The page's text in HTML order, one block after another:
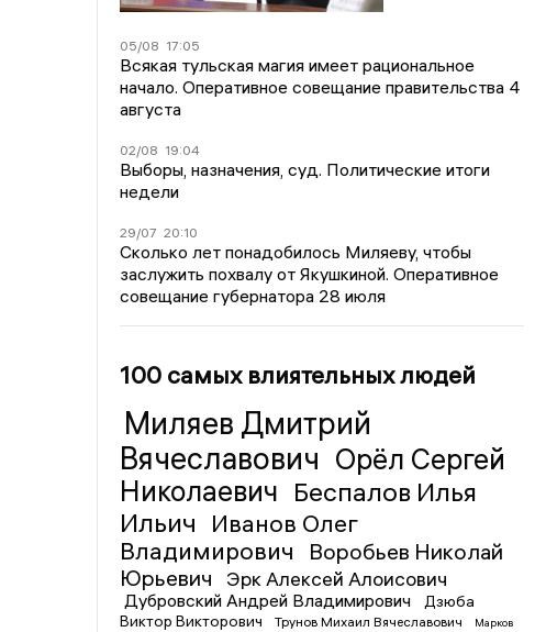
05/08 17:05
Всякая тульская магия имеет рациональное
начало. Оперативное совещание правительства 4
августа
02/08 19:04
Выборы, назначения, суд. Политические итоги
недели
29/07 20:10
Сколько лет понадобилось Миляеву, чтобы
заслужить похвалу от Якушкиной. Оперативное
совещание губернатора 28 июля
100 самых влиятельных людей
Миляев Дмитрий
Вячеславович Орёл Сергей
Николаевич Беспалов Илья
Ильич
Иванов Олег
Владимирович
Воробьев Николай
Юрьевич
Эрк Алексей Алоисович
Дубровский Андрей Владимирович
Дзюба
Виктор Викторович
Трунов Михаил Вячеславович
Марков